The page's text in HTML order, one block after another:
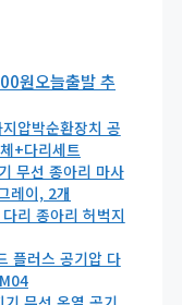
원오늘출발 추
압박순환장치 공
+다리세트
무선 종아리 마사
레이, 2개
리 종아리 허벅지
플러스 공기압 다